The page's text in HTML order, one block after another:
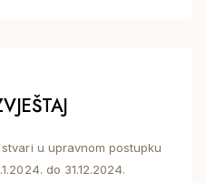
u upravnom postupku
do 31.12.2024.